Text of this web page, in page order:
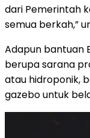
dari Pemerintah
semua berkah,”
Adapun bantuan
berupa sarana
atau hidroponik,
gazebo untuk